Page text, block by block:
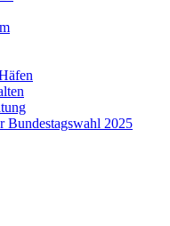
Bundestagswahl 2025